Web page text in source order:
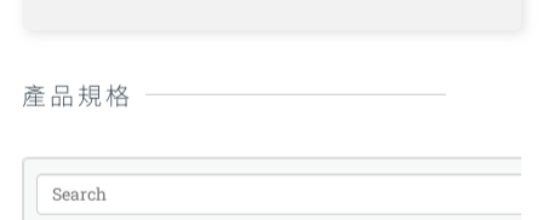
產品規格